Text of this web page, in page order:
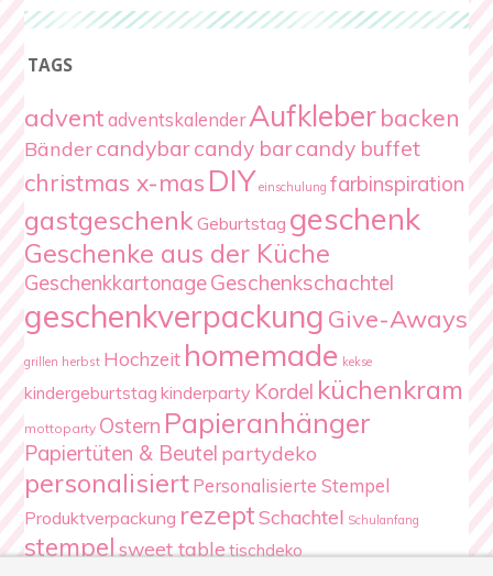
TAGS
advent adventskalenderAufkleberbacken
Bändercandybarcandy barcandy buffet
christmas x-mas DIY einschulung farbinspiration
gastgeschenk Geburtstag geschenk
Geschenke aus der Küche
GeschenkkartonageGeschenkschachtel
geschenkverpackung Give-Aways
grillen herbst Hochzeit homemade kekse
kindergeburtstag kinderparty Kordel küchenkram
mottoparty Ostern Papieranhänger
Papiertüten & Beutel partydeko
personalisiert Personalisierte Stempel
Produktverpackung rezept Schachtel Schulanfang
stempelsweet tabletischdeko